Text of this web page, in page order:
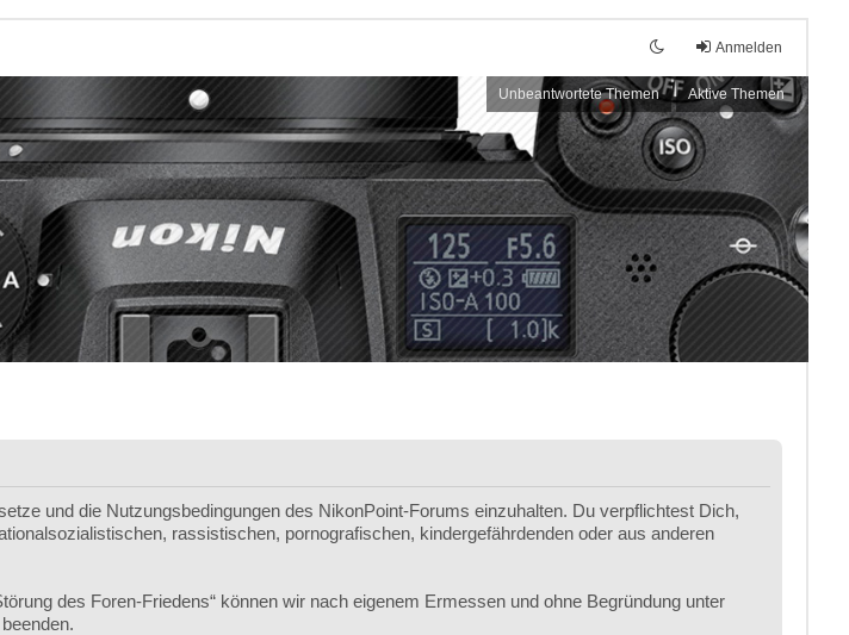
Anmelden
Unbeantwortete Themen Aktive Themen
und die Nutzungsbedingungen des NikonPoint-Forums einzuhalten. Du verpflichtest Dich,
rassistischen, pornografischen, kindergefährdenden oder aus anderen
des Foren-Friedens“ können wir nach eigenem Ermessen und ohne Begründung unter